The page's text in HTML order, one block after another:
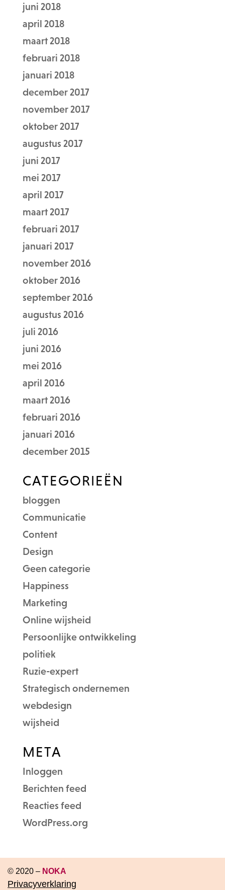
juni 2018
april 2018
maart 2018
februari 2018
januari 2018
december 2017
november 2017
oktober 2017
augustus 2017
juni 2017
mei 2017
april 2017
maart 2017
februari 2017
januari 2017
november 2016
oktober 2016
september 2016
augustus 2016
juli 2016
juni 2016
mei 2016
april 2016
maart 2016
februari 2016
januari 2016
december 2015
CATEGORIEËN
bloggen
Communicatie
Content
Design
Geen categorie
Happiness
Marketing
Online wijsheid
Persoonlijke ontwikkeling
politiek
Ruzie-expert
Strategisch ondernemen
webdesign
wijsheid
META
Inloggen
Berichten feed
Reacties feed
WordPress.org
© 2020 – NOKA
Privacyverklaring